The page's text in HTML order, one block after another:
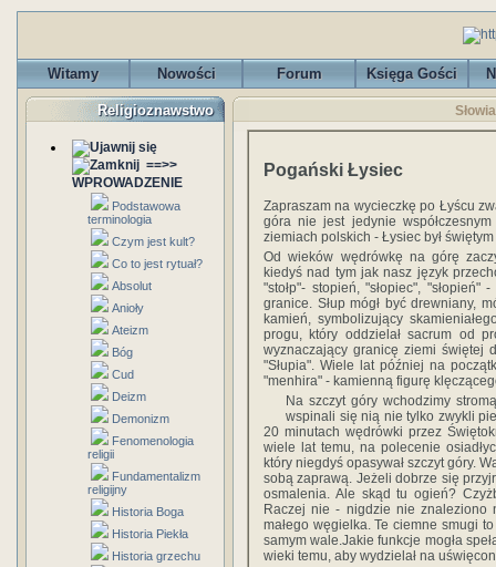
Witamy Nowości Forum Księga Gości
Religioznawstwo
==>>
WPROWADZENIE
Podstawowa
terminologia
Czym jest kult?
Co to jest rytuał?
Absolut
Anioły
Ateizm
Bóg
Cud
Deizm
Demonizm
Fenomenologia
religii
Fundamentalizm
religijny
Historia Boga
Historia Piekła
Historia grzechu
Pogański Łysiec
Zapraszam na wycieczkę po Łyścu
góra nie jest jedynie
ziemiach polskich - Łysiec był
Od wieków wędrówkę na górę
kiedyś nad tym jak nasz język
"stołp"- stopień, "słopiec", "słopień"
granice. Słup mógł być drewniany,
kamień, symbolizujący
progu, który oddzielał sacrum od
wyznaczający granicę ziemi świętej
"Słupia". Wiele lat później na
"menhira" - kamienną figurę
Na szczyt góry wchodzimy
wspinali się nią nie tylko zwykli
20 minutach wędrówki przez
wiele lat temu, na polecenie
który niegdyś opasywał szczyt góry.
sobą zaprawą. Jeżeli dobrze się
osmalenia. Ale skąd tu ogień?
Raczej nie - nigdzie nie znaleziono
małego węgielka. Te ciemne smugi
samym wale.Jakie funkcje mogła
wieki temu, aby wydzielał na